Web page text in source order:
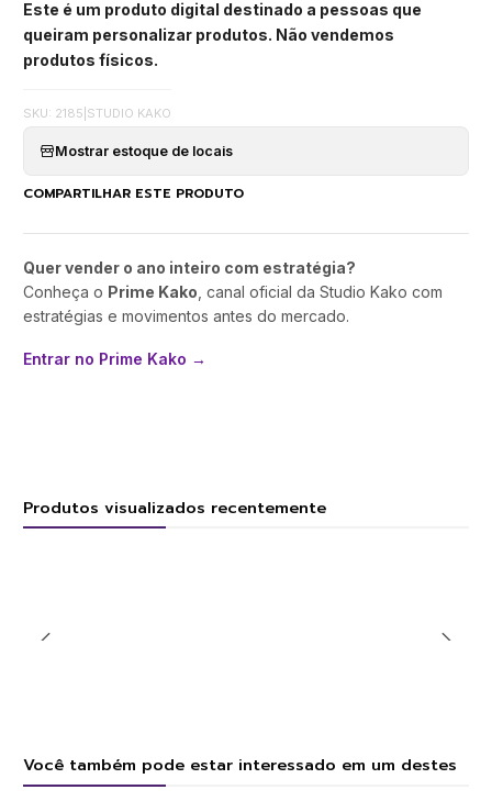
Este é um produto digital destinado a pessoas que
queiram personalizar produtos. Não vendemos
produtos físicos.
SKU: 2185 STUDIO KAKO
Mostrar estoque de locais
COMPARTILHAR ESTE PRODUTO
Quer vender o ano inteiro com estratégia?
Conheça o Prime Kako , canal oficial da Studio Kako com
estratégias e movimentos antes do mercado.
Entrar no Prime Kako →
Produtos visualizados recentemente
Você também pode estar interessado em um destes